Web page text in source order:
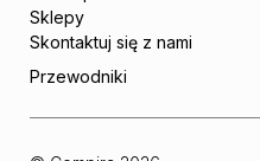
Sklepy
Skontaktuj się z nami
Przewodniki